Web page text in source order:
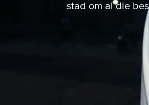
stad om al die